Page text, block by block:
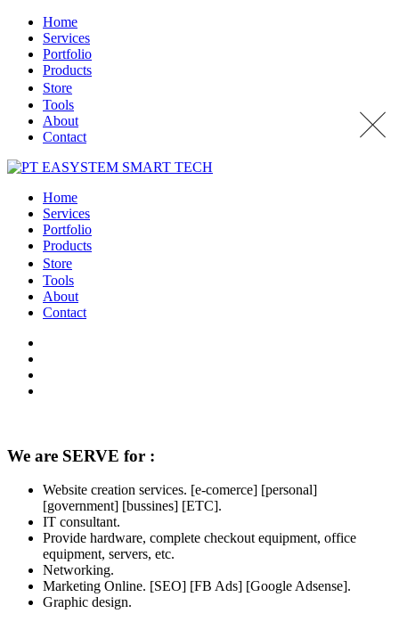
Home
Services
Portfolio
Products
Store
Tools
About
Contact
Home
Services
Portfolio
Products
Store
Tools
About
Contact
We are SERVE for :
Website creation services. [e-comerce] [personal]
[government] [bussines] [ETC].
IT consultant.
Provide hardware, complete checkout equipment, office
equipment, servers, etc.
Networking.
Marketing Online. [SEO] [FB Ads] [Google Adsense].
Graphic design.